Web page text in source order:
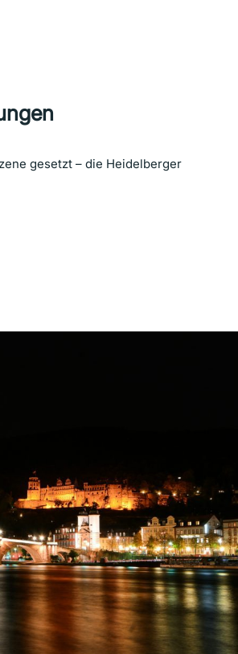
gesetzt – die Heidelberger